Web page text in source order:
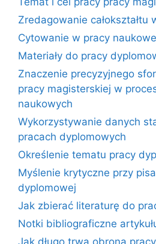
Zredagowanie całokształtu
Cytowanie w pracy
Materiały do pracy
Znaczenie precyzyjnego
pracy magisterskiej w
naukowych
Wykorzystywanie danych
pracach dyplomowych
Określenie tematu pracy
Myślenie krytyczne przy
dyplomowej
Jak zbierać literaturę do
Notki bibliograficzne
Jak długo trwa obrona